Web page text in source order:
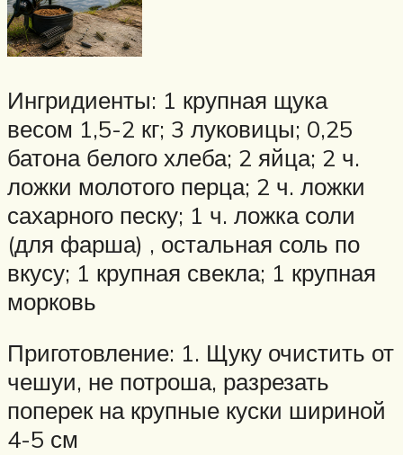
Ингридиенты: 1 крупная щука
весом 1,5-2 кг; 3 луковицы; 0,25
батона белого хлеба; 2 яйца; 2 ч.
ложки молотого перца; 2 ч. ложки
сахарного песку; 1 ч. ложка соли
(для фарша) , остальная соль по
вкусу; 1 крупная свекла; 1 крупная
морковь
Приготовление: 1. Щуку очистить от
чешуи, не потроша, разрезать
поперек на крупные куски шириной
4-5 см